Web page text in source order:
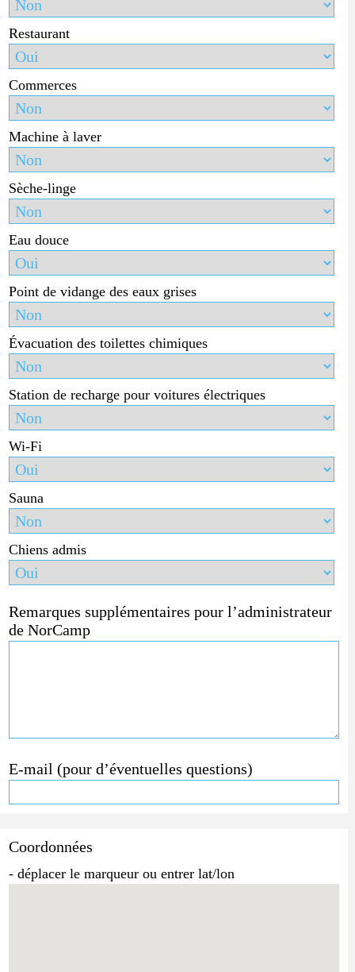
Restaurant
Commerces
Machine à laver
Sèche-linge
Eau douce
Point de vidange des eaux grises
Évacuation des toilettes chimiques
Station de recharge pour voitures électriques
Wi-Fi
Sauna
Chiens admis
Remarques supplémentaires pour l’administrateur
de NorCamp
E-mail (pour d’éventuelles questions)
Coordonnées
- déplacer le marqueur ou entrer lat/lon